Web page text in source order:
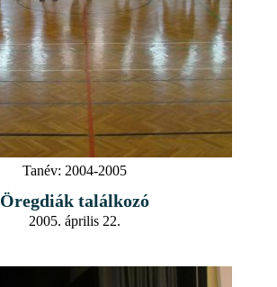
Tanév: 2004-2005
Öregdiák találkozó
2005. április 22.